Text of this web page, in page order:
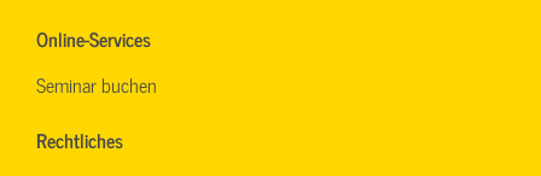
Online-Services
Seminar buchen
Rechtliches